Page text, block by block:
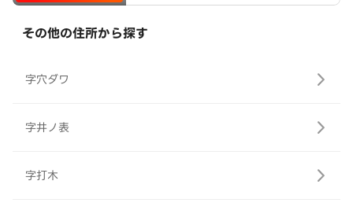
その他の住所から探す
字穴ダワ
字井ノ表
字打木